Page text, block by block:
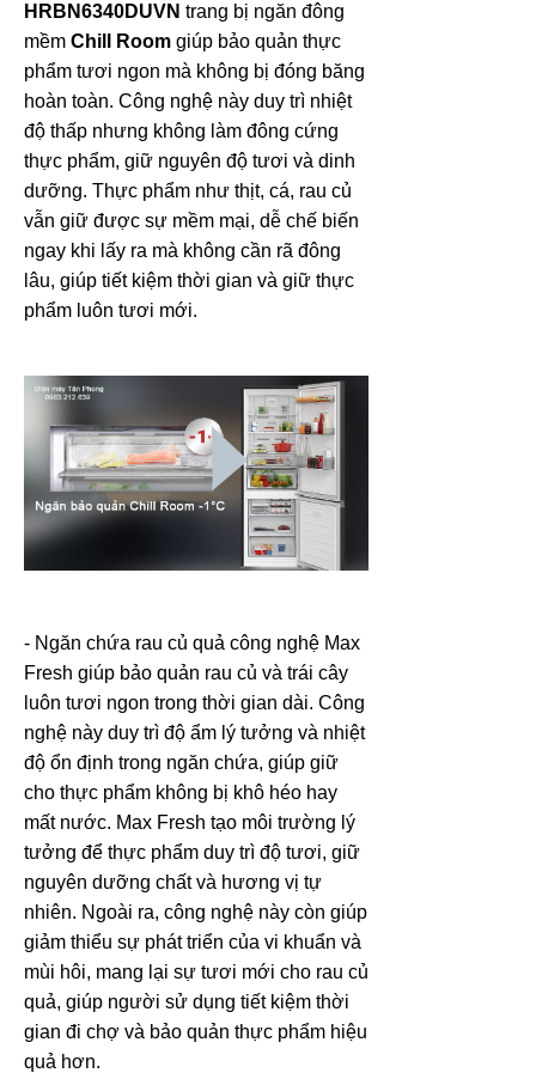
HRBN6340DUVN trang bị ngăn đông
mềm Chill Room giúp bảo quản thực
phẩm tươi ngon mà không bị đóng băng
hoàn toàn. Công nghệ này duy trì nhiệt
độ thấp nhưng không làm đông cứng
thực phẩm, giữ nguyên độ tươi và dinh
dưỡng. Thực phẩm như thịt, cá, rau củ
vẫn giữ được sự mềm mại, dễ chế biến
ngay khi lấy ra mà không cần rã đông
lâu, giúp tiết kiệm thời gian và giữ thực
phẩm luôn tươi mới.
- Ngăn chứa rau củ quả công nghệ Max
Fresh giúp bảo quản rau củ và trái cây
luôn tươi ngon trong thời gian dài. Công
nghệ này duy trì độ ẩm lý tưởng và nhiệt
độ ổn định trong ngăn chứa, giúp giữ
cho thực phẩm không bị khô héo hay
mất nước. Max Fresh tạo môi trường lý
tưởng để thực phẩm duy trì độ tươi, giữ
nguyên dưỡng chất và hương vị tự
nhiên. Ngoài ra, công nghệ này còn giúp
giảm thiểu sự phát triển của vi khuẩn và
mùi hôi, mang lại sự tươi mới cho rau củ
quả, giúp người sử dụng tiết kiệm thời
gian đi chợ và bảo quản thực phẩm hiệu
quả hơn.